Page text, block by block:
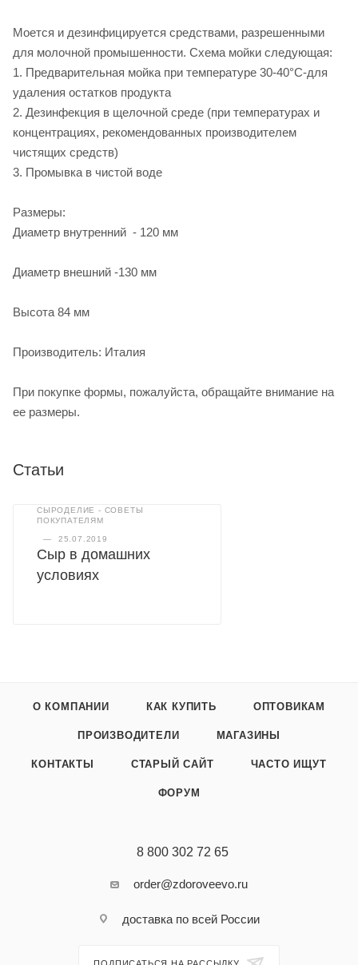
Моется и дезинфицируется средствами, разрешенными
для молочной промышенности. Схема мойки следующая:
1. Предварительная мойка при температуре 30-40°C-для
удаления остатков продукта
2. Дезинфекция в щелочной среде (при температурах и
концентрациях, рекомендованных производителем
чистящих средств)
3. Промывка в чистой воде
Размеры:
Диаметр внутренний - 120 мм
Диаметр внешний -130 мм
Высота 84 мм
Производитель: Италия
При покупке формы, пожалуйста, обращайте внимание на
ее размеры.
Статьи
СЫРОДЕЛИЕ - СОВЕТЫ
ПОКУПАТЕЛЯМ
— 25.07.2019
Сыр в домашних
условиях
О КОМПАНИИ КАК КУПИТЬ ОПТОВИКАМ
ПРОИЗВОДИТЕЛИ МАГАЗИНЫ
КОНТАКТЫ СТАРЫЙ САЙТ ЧАСТО ИЩУТ
ФОРУМ
8 800 302 72 65
order@zdoroveevo.ru
доставка по всей России